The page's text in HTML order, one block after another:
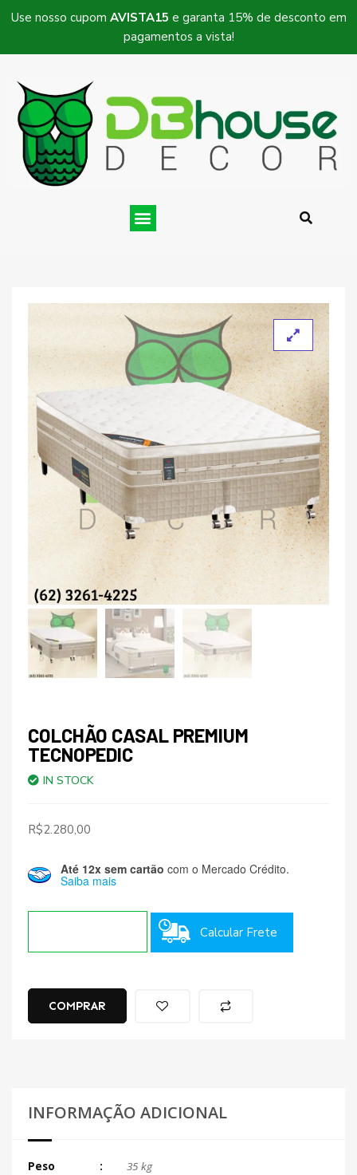
Use nosso cupom AVISTA15 e garanta 15% de desconto em
pagamentos a vista!
COLCHÃO CASAL PREMIUM
TECNOPEDIC
IN STOCK
R$2.280,00
Até 12x sem cartão com o Mercado Crédito.
Saiba mais
Calcular Frete
COMPRAR
INFORMAÇÃO ADICIONAL
Peso 35 kg